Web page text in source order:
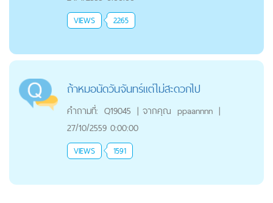
VIEWS 2265
ถ้าหมอนัดวันจันทร์แต่ไม่สะดวกไป
คำถามที่: Q19045 | จากคุณ ppaannnn |
27/10/2559 0:00:00
VIEWS 1591